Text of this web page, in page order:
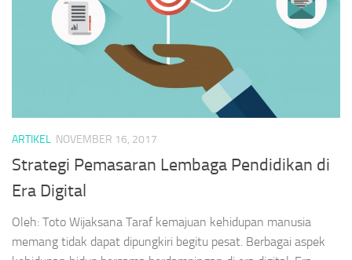
ARTIKEL NOVEMBER 16, 2017
Strategi Pemasaran Lembaga Pendidikan di
Era Digital
Oleh: Toto Wijaksana Taraf kemajuan kehidupan manusia
memang tidak dapat dipungkiri begitu pesat. Berbagai aspek